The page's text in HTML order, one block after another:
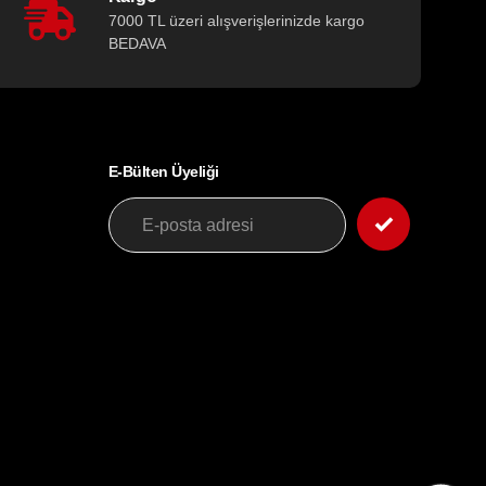
7000 TL üzeri alışverişlerinizde kargo
BEDAVA
E-Bülten Üyeliği